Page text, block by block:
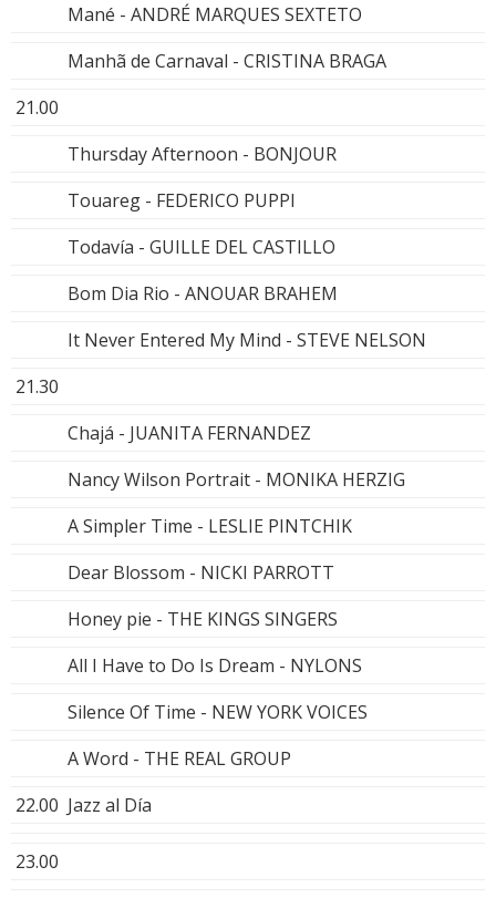
Mané - ANDRÉ MARQUES SEXTETO
Manhã de Carnaval - CRISTINA BRAGA
21.00
Thursday Afternoon - BONJOUR
Touareg - FEDERICO PUPPI
Todavía - GUILLE DEL CASTILLO
Bom Dia Rio - ANOUAR BRAHEM
It Never Entered My Mind - STEVE NELSON
21.30
Chajá - JUANITA FERNANDEZ
Nancy Wilson Portrait - MONIKA HERZIG
A Simpler Time - LESLIE PINTCHIK
Dear Blossom - NICKI PARROTT
Honey pie - THE KINGS SINGERS
All I Have to Do Is Dream - NYLONS
Silence Of Time - NEW YORK VOICES
A Word - THE REAL GROUP
22.00 Jazz al Día
23.00